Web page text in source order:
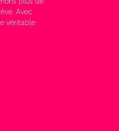
Avec
véritable